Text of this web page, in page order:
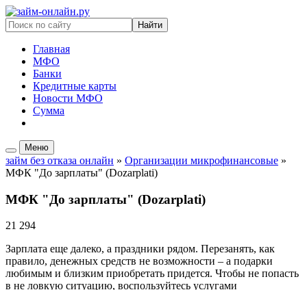
Найти
Главная
МФО
Банки
Кредитные карты
Новости МФО
Сумма
Меню
займ без отказа онлайн » Организации микрофинансовые »
МФК "До зарплаты" (Dozarplati)
МФК "До зарплаты" (Dozarplati)
21 294
Зарплата еще далеко, а праздники рядом. Перезанять, как
правило, денежных средств не возможности – а подарки
любимым и близким приобретать придется. Чтобы не попасть
в не ловкую ситуацию, воспользуйтесь услугами